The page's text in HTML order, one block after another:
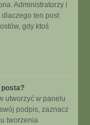
Administratorzy i
ten post
gdy ktoś
posta?
utworzyć w panelu
podpis, zaznacz
tworzenia